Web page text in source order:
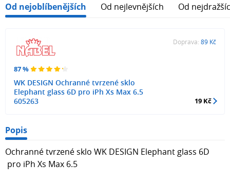
Od nejoblíbenějších Od nejlevnějších Od
87 %
WK DESIGN Ochranné tvrzené sklo
Elephant glass 6D pro iPh Xs Max 6.5
605263
Doprava: 89 Kč
19 Kč
Popis
Ochranné tvrzené sklo WK DESIGN Elephant glass 6D
pro iPh Xs Max 6.5